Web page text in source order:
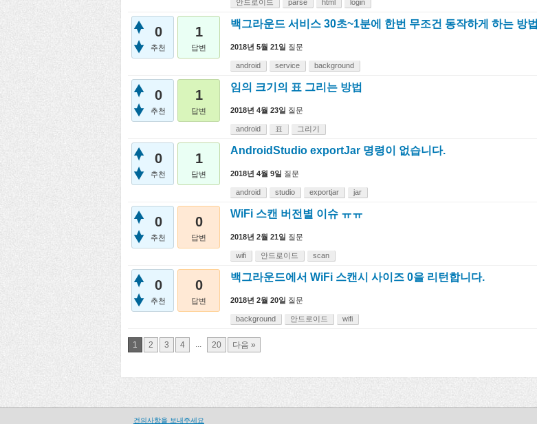
안드로이드 parse html login
0
추천
1
답변
백그라운드 서비스 30초~1분에 한번 무조건 동작하게 하는 방법
2018년 5월 21일 질문
android service background
0
추천
1
답변
임의 크기의 표 그리는 방법
2018년 4월 23일 질문
android 표 그리기
0
추천
1
답변
AndroidStudio exportJar 명령이 없습니다.
2018년 4월 9일 질문
android studio exportjar jar
0
추천
0
답변
WiFi 스캔 버전별 이슈 ㅠㅠ
2018년 2월 21일 질문
wifi 안드로이드 scan
0
추천
0
답변
백그라운드에서 WiFi 스캔시 사이즈 0을 리턴합니다.
2018년 2월 20일 질문
background 안드로이드 wifi
1 2 3 4 ... 20 다음 »
건의사항을 보내주세요